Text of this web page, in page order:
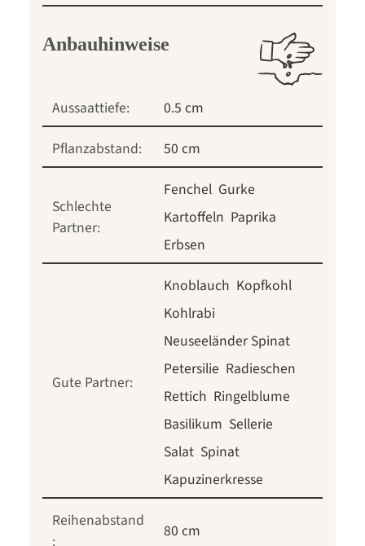
Anbauhinweise
Aussaattiefe:
0.5 cm
Pflanzabstand:
50 cm
Schlechte
Partner:
Fenchel Gurke
Kartoffeln Paprika
Erbsen
Gute Partner:
Knoblauch Kopfkohl
Kohlrabi
Neuseeländer Spinat
Petersilie Radieschen
Rettich Ringelblume
Basilikum Sellerie
Salat Spinat
Kapuzinerkresse
Reihenabstand
:
80 cm